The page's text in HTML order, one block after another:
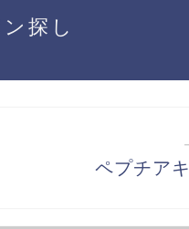
探し
ペプチア